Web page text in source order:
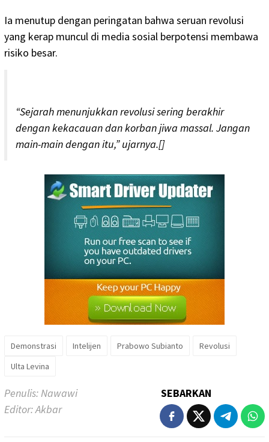
Ia menutup dengan peringatan bahwa seruan revolusi
yang kerap muncul di media sosial berpotensi membawa
risiko besar.
“Sejarah menunjukkan revolusi sering berakhir
dengan kekacauan dan korban jiwa massal. Jangan
main-main dengan itu,” ujarnya.[]
Demonstrasi Intelijen Prabowo Subianto
Revolusi
Ulta Levina
Penulis: Nawawi
Editor: Akbar
SEBARKAN